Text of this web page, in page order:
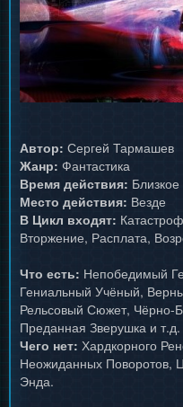
Автор: Сергей Тармашев
Жанр: Фантастика
Время действия:
Место действия: Везде
В Цикл входят:
Вторжение, Расплата,
Что есть: Непобедимый
Гениальный Учёный,
Рельсовый Сюжет, Чёрно-
Преданная Зверушка и т.д.
Чего нет: Хардкорного
Неожиданных Поворотов,
Энда.